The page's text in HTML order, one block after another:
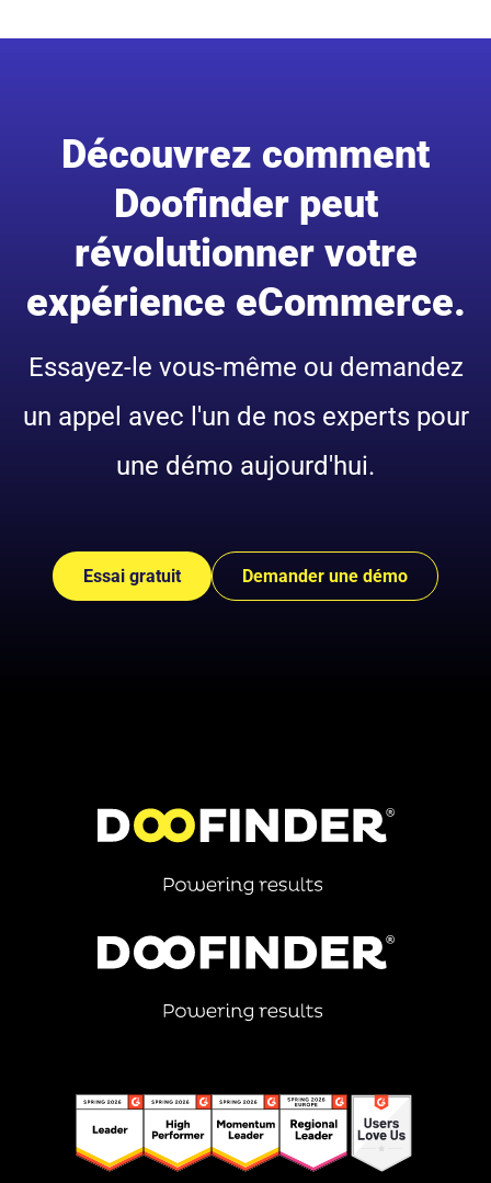
Découvrez comment
Doofinder peut
révolutionner votre
expérience eCommerce.
Essayez-le vous-même ou demandez
un appel avec l'un de nos experts pour
une démo aujourd'hui.
Essai gratuit Demander une démo